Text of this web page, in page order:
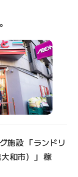
施設 「ランドリ
和市）」 稼